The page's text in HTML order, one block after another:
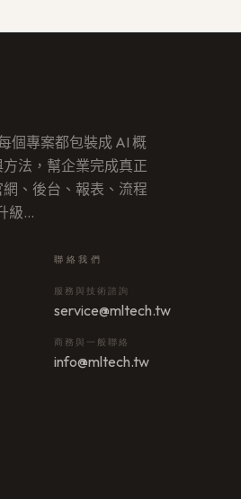
個專案都包裝成 AI 概
法，幫企業完成真正
、後台、報表、流程
級…
聯絡我們
服務與技術諮詢
service@mltech.tw
商務與一般聯絡
info@mltech.tw